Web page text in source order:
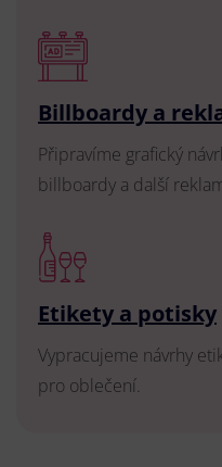
Billboardy a
Připravíme grafický
billboardy a další
Etikety a potisky
Vypracujeme návrhy
pro oblečení.